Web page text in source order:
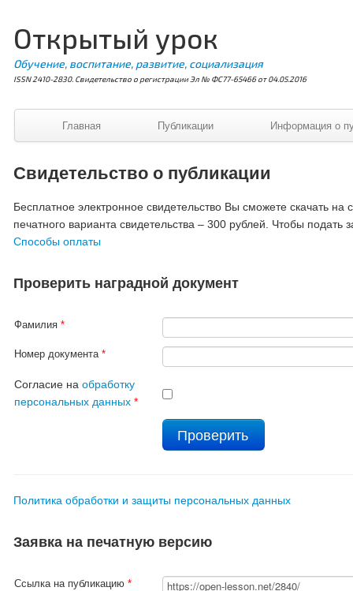
Открытый урок
Обучение, воспитание, развитие, социализация
ISSN 2410-2830. Свидетельство о регистрации Эл № ФС77-65466 от 04.05.2016
Главная Публикации Информация о
Свидетельство о публикации
Бесплатное электронное свидетельство Вы сможете скачать на
печатного варианта свидетельства – 300 рублей. Чтобы подать
Способы оплаты
Проверить наградной документ
Фамилия*
Номер документа*
Согласие наобработку
персональных данных *
Политика обработки и защиты персональных данных
Заявка на печатную версию
Ссылка на публикацию*